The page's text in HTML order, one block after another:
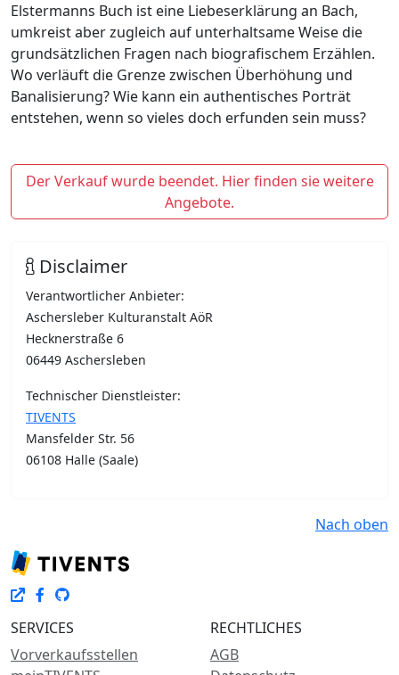
Elstermanns Buch ist eine Liebeserklärung an Bach,
umkreist aber zugleich auf unterhaltsame Weise die
grundsätzlichen Fragen nach biografischem Erzählen.
Wo verläuft die Grenze zwischen Überhöhung und
Banalisierung? Wie kann ein authentisches Porträt
entstehen, wenn so vieles doch erfunden sein muss?
Der Verkauf wurde beendet. Hier finden sie weitere
Angebote.
Disclaimer
Verantwortlicher Anbieter:
Aschersleber Kulturanstalt AöR
Hecknerstraße 6
06449 Aschersleben
Technischer Dienstleister:
TIVENTS
Mansfelder Str. 56
06108 Halle (Saale)
Nach oben
SERVICES
Vorverkaufsstellen
RECHTLICHES
AGB